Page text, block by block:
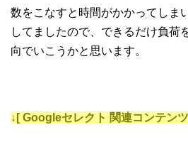
数をこなすと時間がかかってしま
してましたので、できるだけ負荷
向でいこうかと思います。
↓[ Googleセレクト 関連コンテン